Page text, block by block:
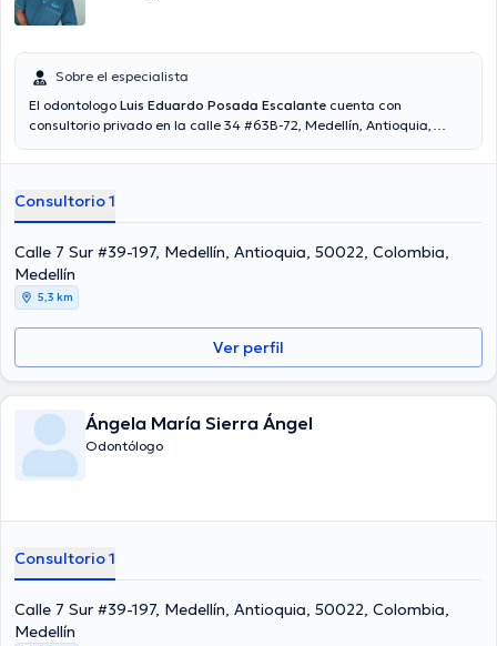
Sobre el especialista
El odontologo Luis Eduardo Posada Escalante cuenta con
consultorio privado en la calle 34 #63B-72, Medellín, Antioquia,
especializados en Prótesis Periodontal en la Universidad CES
Consultorio 1
Calle 7 Sur #39-197, Medellín, Antioquia, 50022, Colombia,
Medellín
5,3 km
Ver perfil
Ángela María Sierra Ángel
Odontólogo
Consultorio 1
Calle 7 Sur #39-197, Medellín, Antioquia, 50022, Colombia,
Medellín